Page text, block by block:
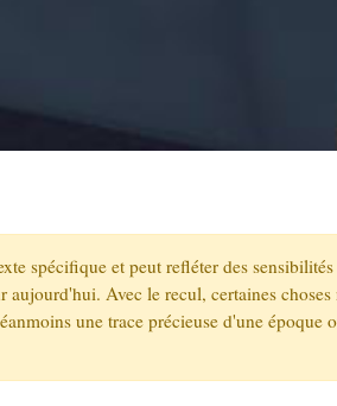
spécifique et peut refléter des
aujourd'hui. Avec le recul, certaines
une trace précieuse d'une